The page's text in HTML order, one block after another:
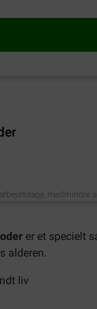
medmindre
er et specielt
alderen.
liv